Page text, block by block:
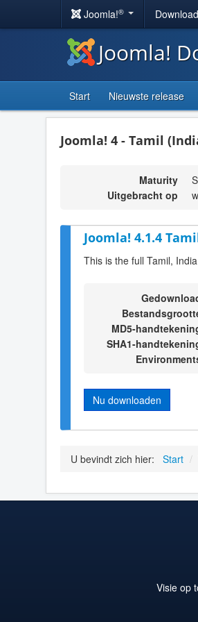
Joomla!®
Joomla!
Start Nieuwste release
Joomla! 4 - Tamil
Maturity
Uitgebracht op
Joomla! 4.1.4
This is the full Tamil,
MD5-
SHA1-
Nu downloaden
U bevindt zich hier: Start /
Visie op